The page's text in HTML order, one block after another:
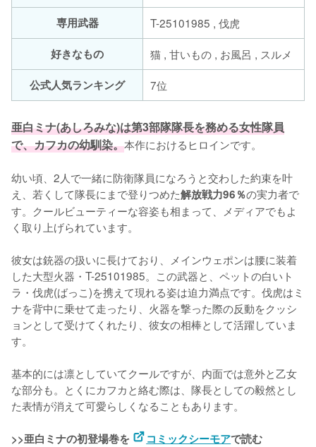
専用武器
T-25101985 , 伐虎
好きなもの
猫 , 甘いもの , お風呂 , スルメ
公式人気ランキング
7位
亜白ミナ(あしろみな)は第3部隊隊長を務める女性隊員
で、カフカの幼馴染。本作におけるヒロインです。
幼い頃、2人で一緒に防衛隊員になろうと交わした約束を叶
え、若くして隊長にまで登りつめた解放戦力96％の実力者で
す。クールビューティーな容姿も相まって、メディアでもよ
く取り上げられています。
彼女は銃器の扱いに長けており、メインウェポンは腰に装着
した大型火器・T-25101985。この武器と、ペットの白いト
ラ・伐虎(ばっこ)を携えて現れる姿は迫力満点です。伐虎はミ
ナを背中に乗せて走ったり、火器を撃った際の反動をクッシ
ョンとして受けてくれたり、彼女の相棒として活躍していま
す。
基本的には凛としていてクールですが、内面では意外と乙女
な部分も。とくにカフカと絡む際は、隊長としての毅然とし
た表情が消えて可愛らしくなることもあります。
>>亜白ミナの初登場巻を コミックシーモアで読む